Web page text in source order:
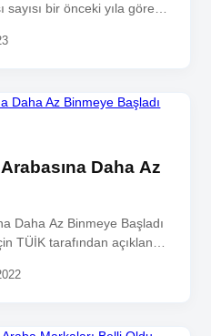
bir önceki yıla göre
Daha Az
Daha Az Binmeye Başladı
TÜİK tarafından açıklanan